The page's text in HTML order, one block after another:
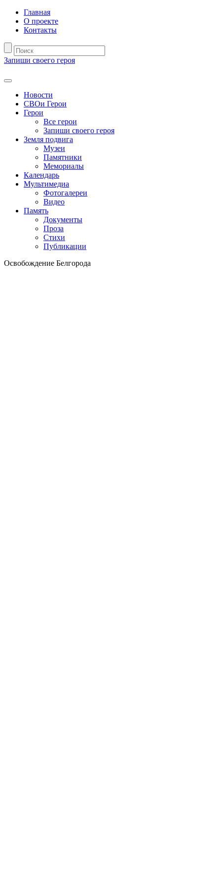
Главная
О проекте
Контакты
Запиши своего героя
Новости
СВОи Герои
Герои
Все герои
Запиши своего героя
Земля подвига
Музеи
Памятники
Мемориалы
Календарь
Мультимедиа
Фотогалереи
Видео
Память
Документы
Проза
Стихи
Публикации
Освобождение Белгорода